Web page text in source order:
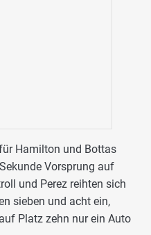
Hamilton und Bottas
Vorsprung auf
und Perez reihten sich
sieben und acht ein,
Platz zehn nur ein Auto